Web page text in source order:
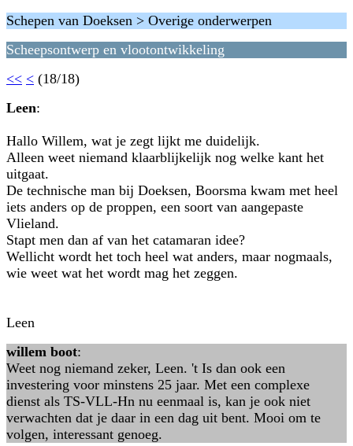
Schepen van Doeksen > Overige onderwerpen
Scheepsontwerp en vlootontwikkeling
<< < (18/18)
Leen:
Hallo Willem, wat je zegt lijkt me duidelijk.
Alleen weet niemand klaarblijkelijk nog welke kant het
uitgaat.
De technische man bij Doeksen, Boorsma kwam met heel
iets anders op de proppen, een soort van aangepaste
Vlieland.
Stapt men dan af van het catamaran idee?
Wellicht wordt het toch heel wat anders, maar nogmaals,
wie weet wat het wordt mag het zeggen.
Leen
willem boot:
Weet nog niemand zeker, Leen. 't Is dan ook een
investering voor minstens 25 jaar. Met een complexe
dienst als TS-VLL-Hn nu eenmaal is, kan je ook niet
verwachten dat je daar in een dag uit bent. Mooi om te
volgen, interessant genoeg.